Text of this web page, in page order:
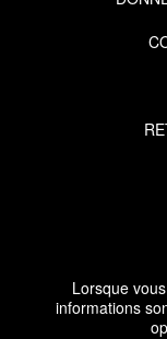
Lorsque
informations